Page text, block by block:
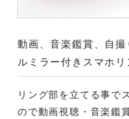
動画、音楽鑑賞、自
ルミラー付きスマホリ
リング部を立てる事で
ので動画視聴・音楽鑑